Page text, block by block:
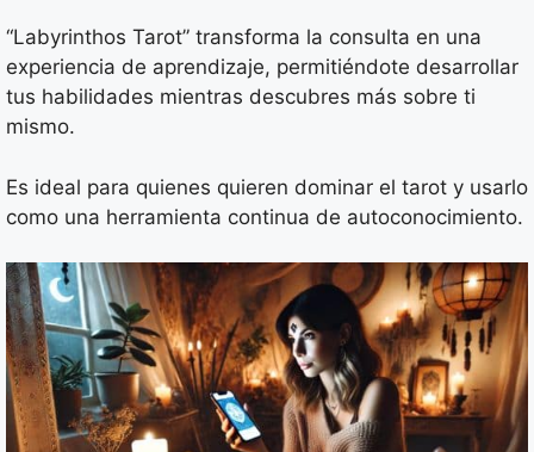
“Labyrinthos Tarot” transforma la consulta en una
experiencia de aprendizaje, permitiéndote desarrollar
tus habilidades mientras descubres más sobre ti
mismo.
Es ideal para quienes quieren dominar el tarot y usarlo
como una herramienta continua de autoconocimiento.